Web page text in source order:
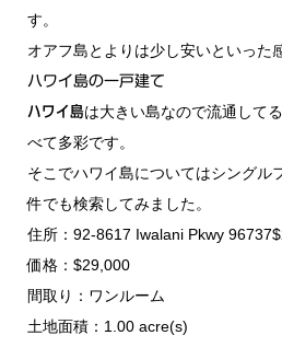
す。
オアフ島とよりは少し安いといった
ハワイ島の一戸建て
ハワイ島は大きい島なので流通して
べて多彩です。
そこでハワイ島についてはシングル
件でも検索してみました。
住所：92-8617 Iwalani Pkwy
価格：$29,000
間取り：ワンルーム
土地面積：1.00 acre(s)